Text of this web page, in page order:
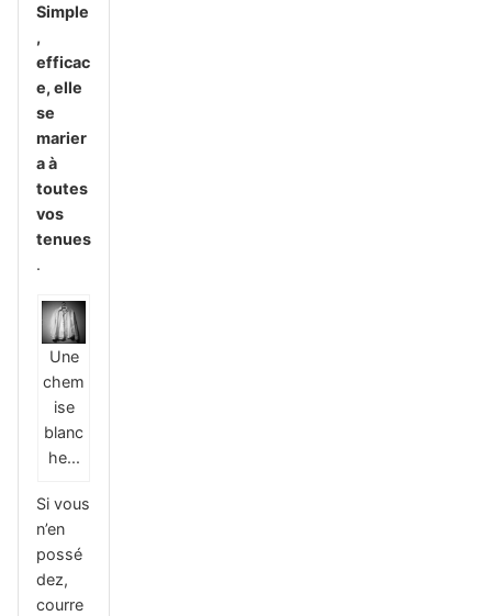
Simple
,
efficac
e, elle
se
marier
a à
toutes
vos
tenues
.
Une
chem
ise
blanc
he...
Si vous
n’en
possé
dez,
courre